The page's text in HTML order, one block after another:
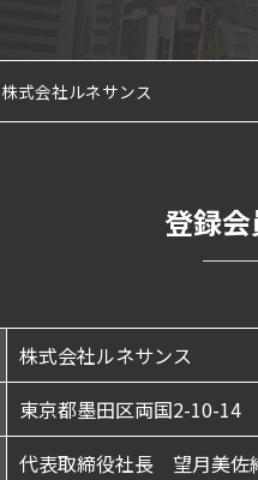
屋市の認証・パートナー制度
版ふるさと納税制度の紹介
株式会社ルネサンス
登録
株式会社ルネサンス
東京都墨田区両国2-10-14
代表取締役社長 望月美佐